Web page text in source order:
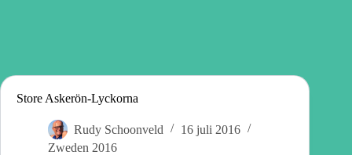
Store Askerön-Lyckorna
Rudy Schoonveld
16 juli 2016
Zweden 2016